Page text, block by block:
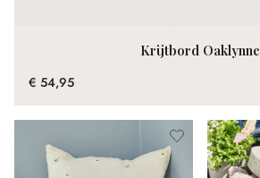
Krijtbord Oaklynne
€ 54,95